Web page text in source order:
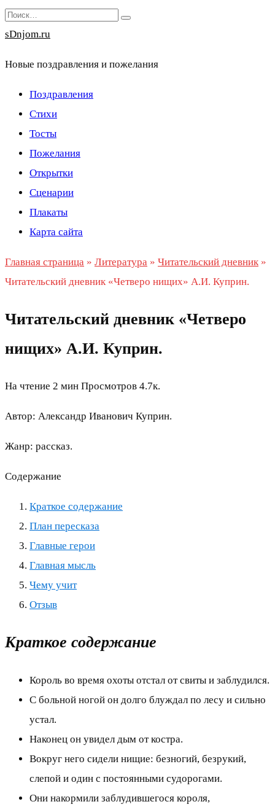
Перейти
к
Search
for:
sDnjom.ru
Новые поздравления и пожелания
Поздравления
Стихи
Тосты
Пожелания
Открытки
Сценарии
Плакаты
Карта сайта
Главная страница » Литература » Читательский дневник »
Читательский дневник «Четверо нищих» А.И. Куприн.
Читательский дневник «Четверо
нищих» А.И. Куприн.
На чтение 2 мин Просмотров 4.7к.
Автор: Александр Иванович Куприн.
Жанр: рассказ.
Содержание
Краткое содержание
План пересказа
Главные герои
Главная мысль
Чему учит
Отзыв
Краткое содержание
Король во время охоты отстал от свиты и заблудился.
С больной ногой он долго блуждал по лесу и сильно
устал.
Наконец он увидел дым от костра.
Вокруг него сидели нищие: безногий, безрукий,
слепой и один с постоянными судорогами.
Они накормили заблудившегося короля,